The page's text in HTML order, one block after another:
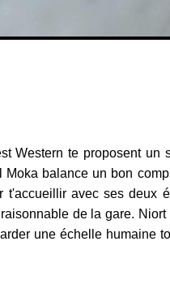
Western te proposent un
balance un bon
t'accueillir avec ses deux
de la gare. Niort
une échelle humaine